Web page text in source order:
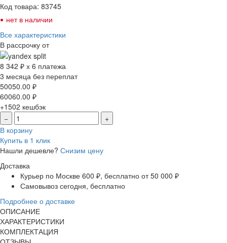
Код товара: 83745
• нет в наличии
Все характеристики
В рассрочку от
8 342 ₽ х 6 платежа
3 месяца без переплат
50050.00 ₽
60060.00 ₽
+1502 кешбэк
−
+
В корзину
Купить в 1 клик
Нашли дешевле? Снизим цену
Доставка
Курьер по Москве 600 ₽, бесплатно от 50 000 ₽
Самовывоз сегодня, бесплатно
Подробнее о доставке
ОПИСАНИЕ
ХАРАКТЕРИСТИКИ
КОМПЛЕКТАЦИЯ